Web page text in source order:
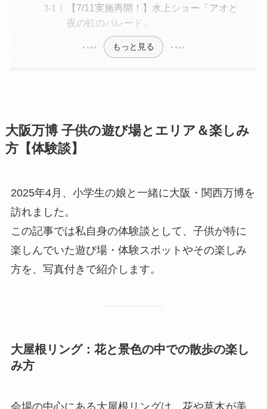
【7/11実施再開！】水上ショー「アオと
夜の虹のパレード」
もっと見る
大阪万博 子供の遊び場とエリア＆楽しみ
方【体験談】
2025年4月、小学生の娘と一緒に大阪・関西万博を
訪れました。
この記事では私自身の体験談として、子供が特に
楽しんでいた遊び場・体験スポットやその楽しみ
方を、写真付きで紹介します。
大屋根リング：花と景色の中での散歩の楽し
み方